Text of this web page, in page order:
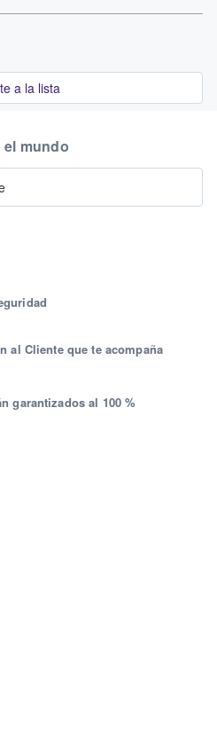
a la lista
al Cliente que te acompaña
garantizados al 100 %
mundo